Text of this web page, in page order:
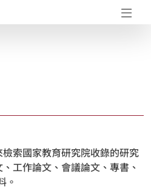
-研究成果典藏庫
索國家教育研究院收錄的研究
工作論文、會議論文、專書、
。